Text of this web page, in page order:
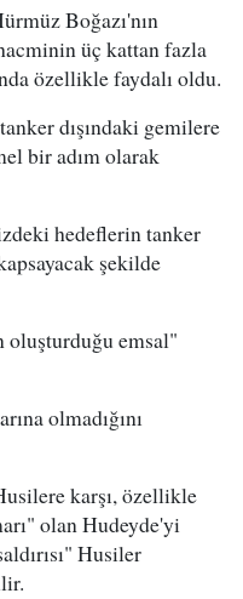
Boğazı'nın
üç kattan fazla
özellikle faydalı oldu.
dışındaki gemilere
bir adım olarak
hedeflerin tanker
şekilde
oluşturduğu emsal"
olmadığını
karşı, özellikle
olan Hudeyde'yi
Husiler